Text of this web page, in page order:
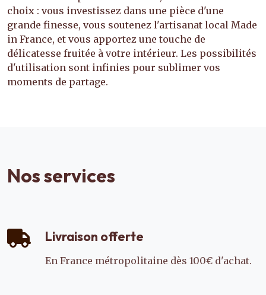
choix : vous investissez dans une pièce d'une
grande finesse, vous soutenez l'artisanat local Made
in France, et vous apportez une touche de
délicatesse fruitée à votre intérieur. Les possibilités
d'utilisation sont infinies pour sublimer vos
moments de partage.
Nos services
Livraison offerte
En France métropolitaine dès 100€ d'achat.